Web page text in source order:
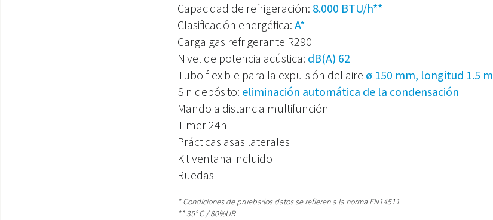
Capacidad de refrigeración: 8.000 BTU/h**
Clasificación energética: A*
Carga gas refrigerante R290
Nivel de potencia acústica: dB(A) 62
Tubo flexible para la expulsión del aire ø 150 mm, longitud 1.5 m
Sin depósito: eliminación automática de la condensación
Mando a distancia multifunción
Timer 24h
Prácticas asas laterales
Kit ventana incluido
Ruedas
* Condiciones de prueba:los datos se refieren a la norma EN14511
** 35° C / 80%UR